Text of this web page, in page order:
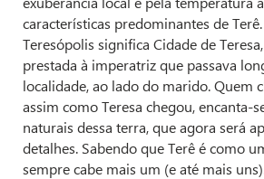
características predominantes de
Teresópolis significa Cidade de
prestada à imperatriz que passava
localidade, ao lado do marido. Quem
assim como Teresa chegou, encanta-
naturais dessa terra, que agora será
detalhes. Sabendo que Terê é como
sempre cabe mais um (e até mais